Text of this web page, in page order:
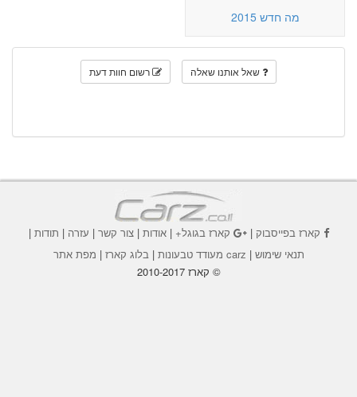
מה חדש 2015
שאל אותנו שאלה רשום חוות דעת
קארז בפייסבוק| קארז בגוגל+|אודות |צור קשר | עזרה | תודות |
תנאי שימוש | carz מעודד טבעונות | בלוג קארז | מפת אתר
© קארז 2010-2017